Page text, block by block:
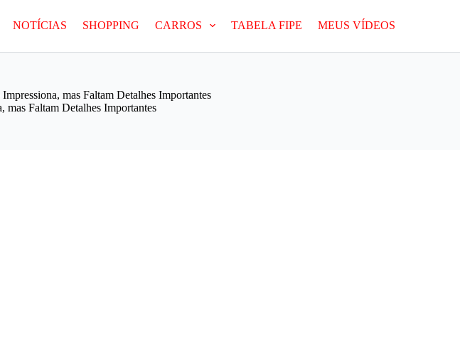
NOTÍCIAS SHOPPING CARROS TABELA FIPE MEUS VÍDEOS
mas Faltam Detalhes Importantes
Faltam Detalhes Importantes